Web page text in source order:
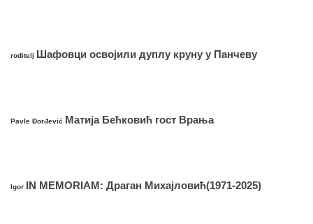
roditelj Шафовци освојили дуплу круну у Панчеву
Pavle Đorđević Матија Бећковић гост Врања
Igor IN MEMORIAM: Драган Михајловић(1971-2025)